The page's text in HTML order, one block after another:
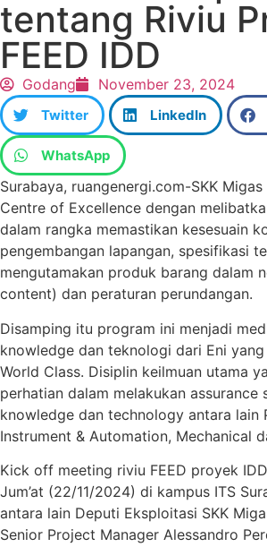
tentang Riviu
FEED IDD
Godang November 23, 2024
Twitter LinkedIn
WhatsApp
Surabaya, ruangenergi.com-SKK
Centre of Excellence dengan
dalam rangka memastikan kesesuain
pengembangan lapangan, spesifikasi
mengutamakan produk barang dalam
content) dan peraturan perundangan.
Disamping itu program ini menjadi
knowledge dan teknologi dari Eni
World Class. Disiplin keilmuan utama
perhatian dalam melakukan assurance
knowledge dan technology antara lain
Instrument & Automation, Mechanical
Kick off meeting riviu FEED proyek
Jum’at (22/11/2024) di kampus ITS
antara lain Deputi Eksploitasi SKK
Senior Project Manager Alessandro